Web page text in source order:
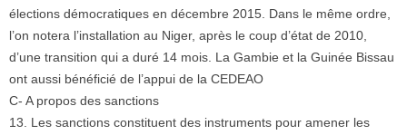
élections démocratiques en décembre 2015. Dans le même ordre,
l’on notera l’installation au Niger, après le coup d’état de 2010,
d’une transition qui a duré 14 mois. La Gambie et la Guinée Bissau
ont aussi bénéficié de l’appui de la CEDEAO
C- A propos des sanctions
13. Les sanctions constituent des instruments pour amener les